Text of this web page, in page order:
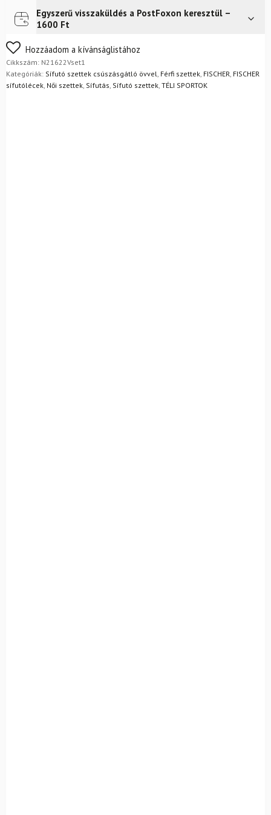
övvel
+
Fischer
RC3
cipő
+
Futár a címreIngyenes
Egyszerű visszaküldés a PostFoxon keresztül –
1600 Ft
Nem biztos a választásában? Semmi gond – a terméket
egyszerűen visszaküldheti 14 napon belül, indoklás nélkül.
Mik a visszaküldés feltételei?
Hozzáadom a kívánságlistához
Cikkszám: N21622Vset1
Kategóriák: Sífutó szettek csúszásgátló övvel, Férfi szettek, FISCHER, FISCHER
sífutólécek, Női szettek, Sífutás, Sífutó szettek, TÉLI SPORTOK